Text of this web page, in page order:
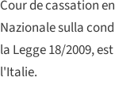
Cour de cassation
Nazionale sulla
la Legge 18/2009,
l'Italie.